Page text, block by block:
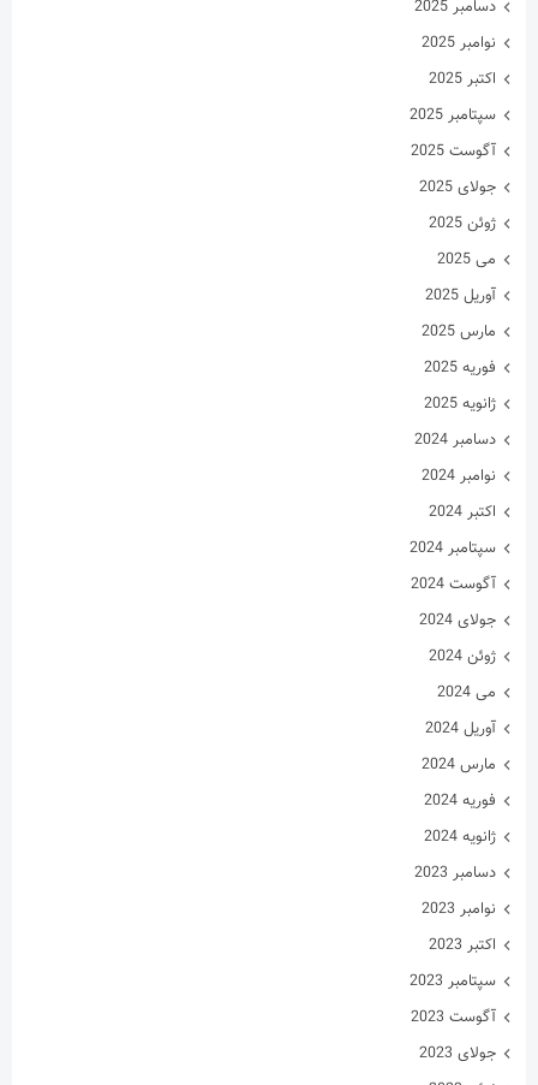
دسامبر 2025
نوامبر 2025
اکتبر 2025
سپتامبر 2025
آگوست 2025
جولای 2025
ژوئن 2025
می 2025
آوریل 2025
مارس 2025
فوریه 2025
ژانویه 2025
دسامبر 2024
نوامبر 2024
اکتبر 2024
سپتامبر 2024
آگوست 2024
جولای 2024
ژوئن 2024
می 2024
آوریل 2024
مارس 2024
فوریه 2024
ژانویه 2024
دسامبر 2023
نوامبر 2023
اکتبر 2023
سپتامبر 2023
آگوست 2023
جولای 2023